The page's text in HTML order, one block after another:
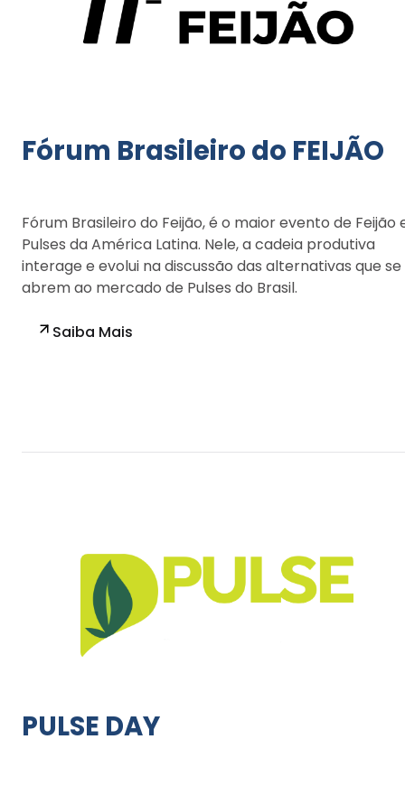
Fórum Brasileiro do FEIJÃO
Fórum Brasileiro do Feijão, é o maior evento de Feijão
Pulses da América Latina. Nele, a cadeia produtiva
interage e evolui na discussão das alternativas que se
abrem ao mercado de Pulses do Brasil.
Saiba Mais
PULSE DAY